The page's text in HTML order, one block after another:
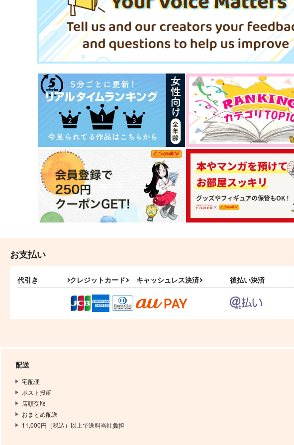
お支払い
代引き クレジットカード キャッシュレス決済 後払い決済
配送
宅配便
ポスト投函
店頭受取
おまとめ配送
11,000円（税込）以上で送料当社負担